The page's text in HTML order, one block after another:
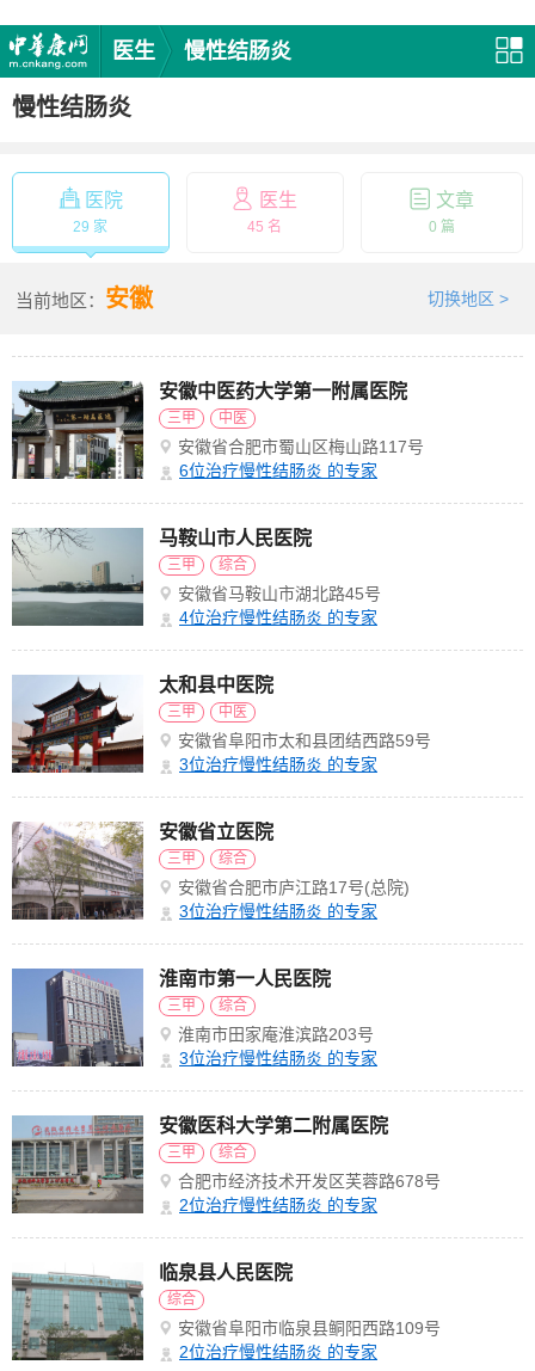
医生 慢性结肠炎
慢性结肠炎
医院
29 家
医生
45 名
文章
0 篇
当前地区： 安徽 切换地区 >
安徽中医药大学第一附属医院
三甲 中医
安徽省合肥市蜀山区梅山路117号
6位治疗慢性结肠炎 的专家
马鞍山市人民医院
三甲 综合
安徽省马鞍山市湖北路45号
4位治疗慢性结肠炎 的专家
太和县中医院
三甲 中医
安徽省阜阳市太和县团结西路59号
3位治疗慢性结肠炎 的专家
安徽省立医院
三甲 综合
安徽省合肥市庐江路17号(总院)
3位治疗慢性结肠炎 的专家
淮南市第一人民医院
三甲 综合
淮南市田家庵淮滨路203号
3位治疗慢性结肠炎 的专家
安徽医科大学第二附属医院
三甲 综合
合肥市经济技术开发区芙蓉路678号
2位治疗慢性结肠炎 的专家
临泉县人民医院
综合
安徽省阜阳市临泉县鲖阳西路109号
2位治疗慢性结肠炎 的专家